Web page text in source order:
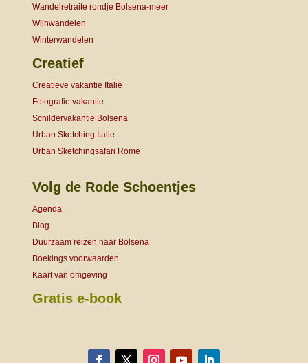
Wandelretraite rondje Bolsena-meer
Wijnwandelen
Winterwandelen
Creatief
Creatieve vakantie Italië
Fotografie vakantie
Schildervakantie Bolsena
Urban Sketching Italie
Urban Sketchingsafari Rome
Volg de Rode Schoentjes
Agenda
Blog
Duurzaam reizen naar Bolsena
Boekings voorwaarden
Kaart van omgeving
Gratis e-book